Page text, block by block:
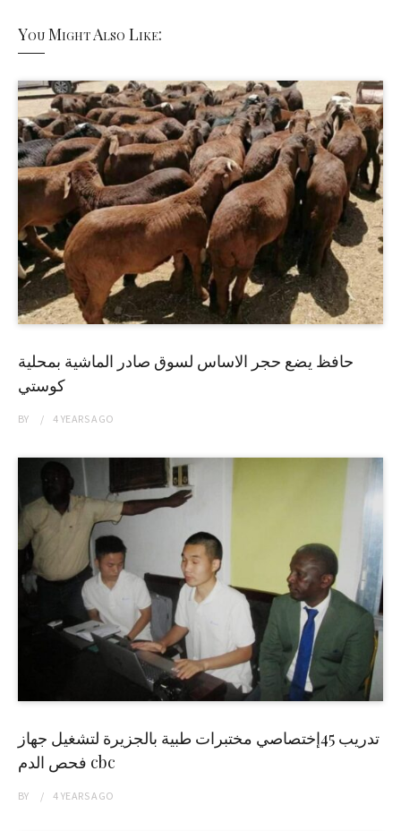
You Might Also Like:
حافظ يضع حجر الاساس لسوق صادر الماشية بمحلية
كوستي
BY 4 YEARSAGO
تدريب 45إختصاصي مختبرات طبية بالجزيرة لتشغيل جهاز
فحص الدم cbc
BY 4 YEARSAGO